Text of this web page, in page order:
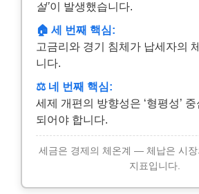
설’이 발생했습니다.
🏠 세 번째 핵심:
고금리와 경기 침체가 납세자의
니다.
⚖️ 네 번째 핵심:
세제 개편의 방향성은 ‘형평성’
되어야 합니다.
세금은 경제의 체온계 — 체납은 시
지표입니다.